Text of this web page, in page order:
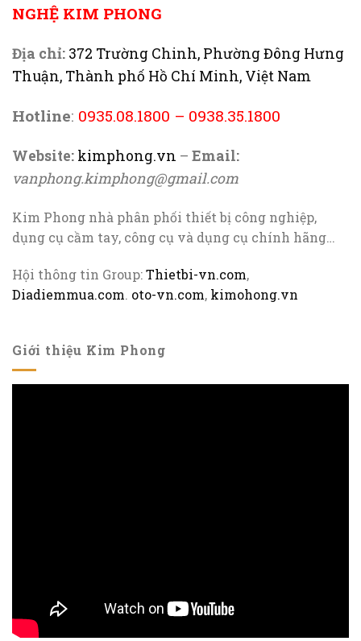
NGHỆ KIM PHONG
Địa chỉ: 372 Trường Chinh, Phường Đông Hưng
Thuận, Thành phố Hồ Chí Minh, Việt Nam
Hotline: 0935.08.1800 – 0938.35.1800
Website: kimphong.vn – Email:
vanphong.kimphong@gmail.com
Kim Phong nhà phân phối thiết bị công nghiệp,
dụng cụ cầm tay, công cụ và dụng cụ chính hãng…
Hội thông tin Group:Thietbi-vn.com,
Diadiemmua.com. oto-vn.com, kimohong.vn
Giới thiệu Kim Phong